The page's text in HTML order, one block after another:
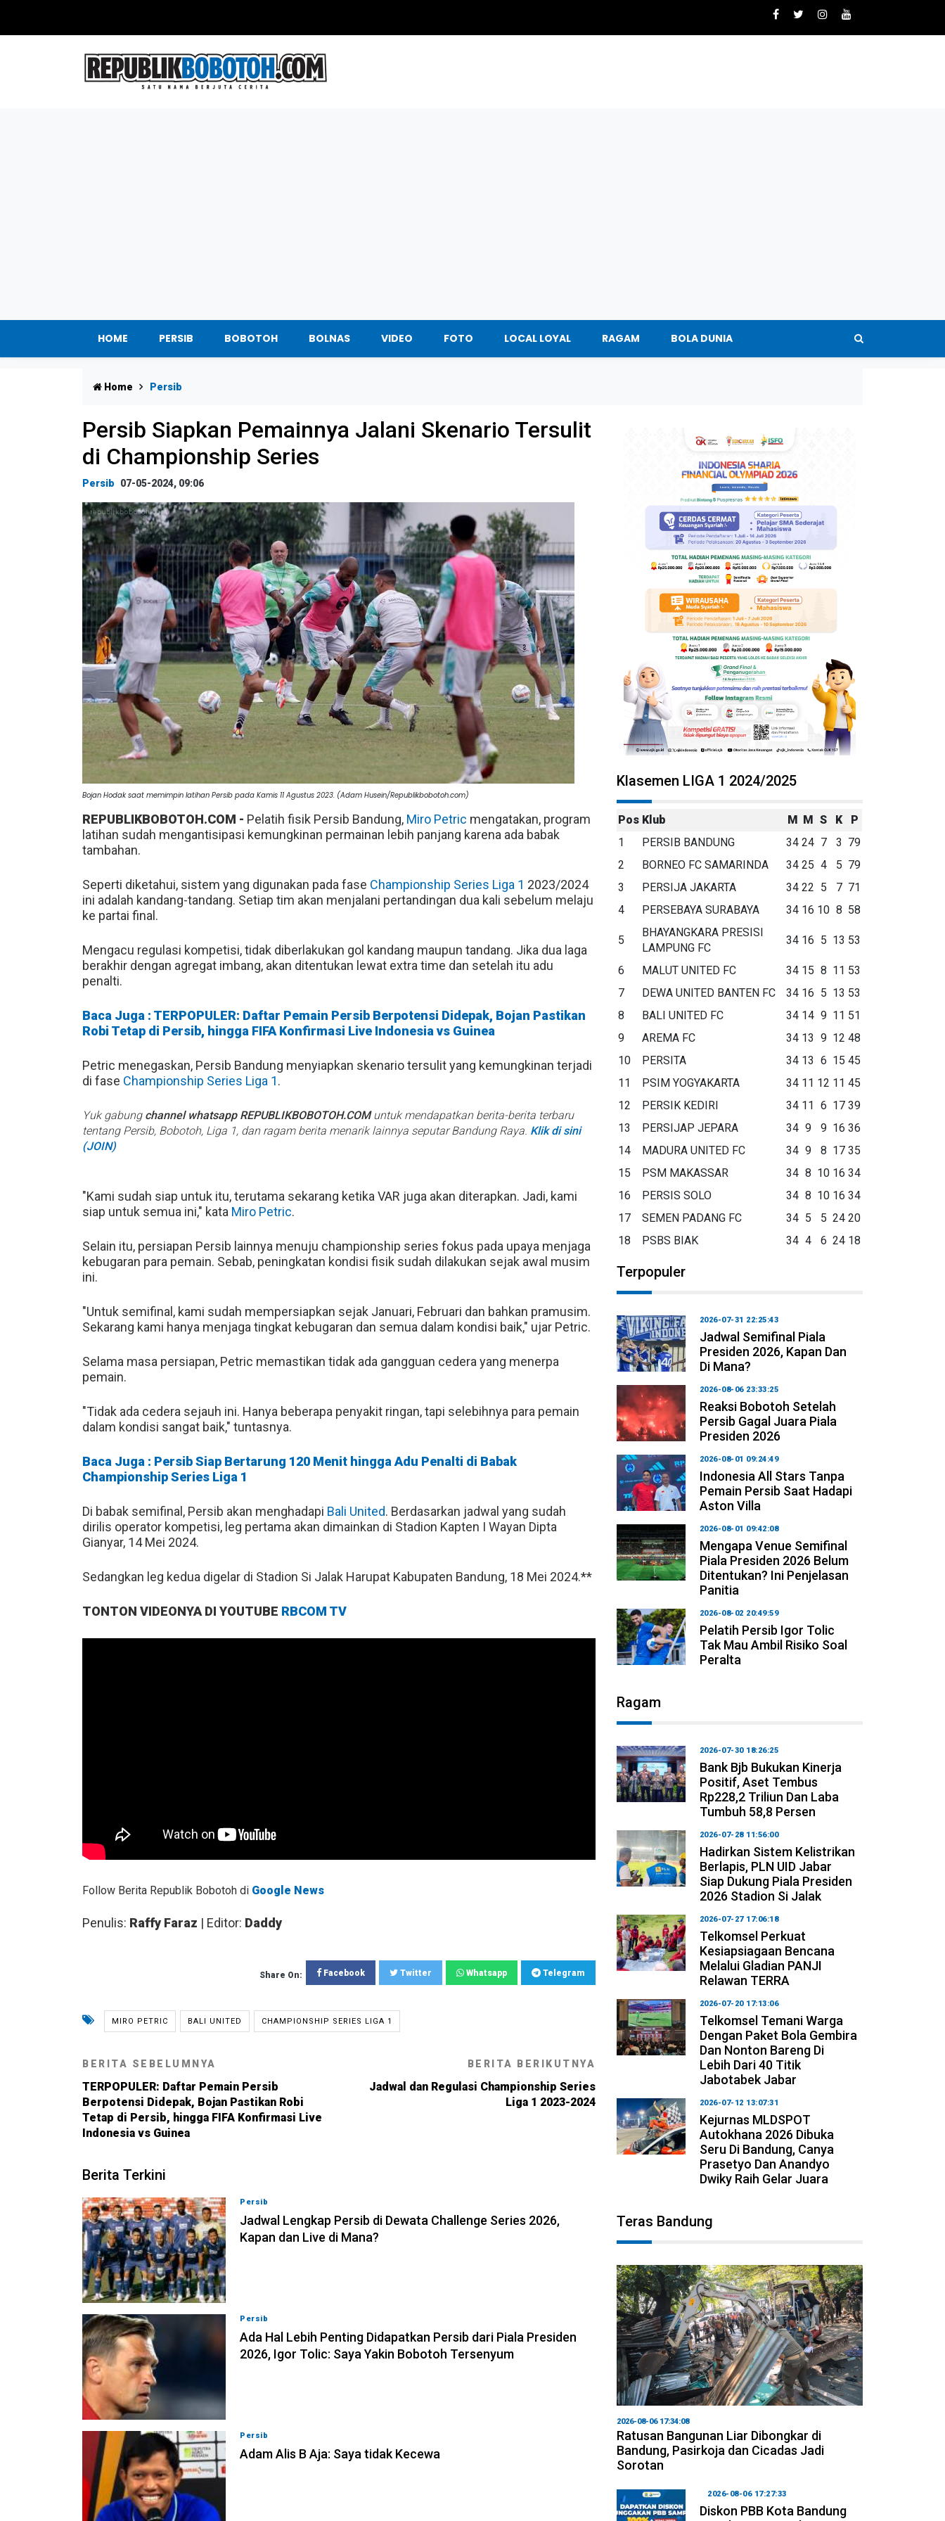
HOME PERSIB BOBOTOH BOLNAS VIDEO FOTO LOCAL LOYAL RAGAM BOLA DUNIA
Home Persib
Persib Siapkan Pemainnya Jalani Skenario Tersulit
di Championship Series
Persib 07-05-2024, 09:06
Bojan Hodak saat memimpin latihan Persib pada Kamis 11 Agustus 2023. (Adam Husein/Republikbobotoh.com)
REPUBLIKBOBOTOH.COM - Pelatih fisik Persib Bandung, Miro Petric mengatakan, program
latihan sudah mengantisipasi kemungkinan permainan lebih panjang karena ada babak
tambahan.
Seperti diketahui, sistem yang digunakan pada fase Championship Series Liga 1 2023/2024
ini adalah kandang-tandang. Setiap tim akan menjalani pertandingan dua kali sebelum melaju
ke partai final.
Mengacu regulasi kompetisi, tidak diberlakukan gol kandang maupun tandang. Jika dua laga
berakhir dengan agregat imbang, akan ditentukan lewat extra time dan setelah itu adu
penalti.
Baca Juga : TERPOPULER: Daftar Pemain Persib Berpotensi Didepak, Bojan Pastikan
Robi Tetap di Persib, hingga FIFA Konfirmasi Live Indonesia vs Guinea
Petric menegaskan, Persib Bandung menyiapkan skenario tersulit yang kemungkinan terjadi
di fase Championship Series Liga 1.
Yuk gabung channel whatsapp REPUBLIKBOBOTOH.COMuntuk mendapatkan berita-berita terbaru
tentang Persib, Bobotoh, Liga 1, dan ragam berita menarik lainnya seputar Bandung Raya. Klik di sini
(JOIN)
"Kami sudah siap untuk itu, terutama sekarang ketika VAR juga akan diterapkan. Jadi, kami
siap untuk semua ini," kata Miro Petric.
Selain itu, persiapan Persib lainnya menuju championship series fokus pada upaya menjaga
kebugaran para pemain. Sebab, peningkatan kondisi fisik sudah dilakukan sejak awal musim
ini.
"Untuk semifinal, kami sudah mempersiapkan sejak Januari, Februari dan bahkan pramusim.
Sekarang kami hanya menjaga tingkat kebugaran dan semua dalam kondisi baik," ujar Petric.
Selama masa persiapan, Petric memastikan tidak ada gangguan cedera yang menerpa
pemain.
"Tidak ada cedera sejauh ini. Hanya beberapa penyakit ringan, tapi selebihnya para pemain
dalam kondisi sangat baik," tuntasnya.
Baca Juga : Persib Siap Bertarung 120 Menit hingga Adu Penalti di Babak
Championship Series Liga 1
Di babak semifinal, Persib akan menghadapi Bali United. Berdasarkan jadwal yang sudah
dirilis operator kompetisi, leg pertama akan dimainkan di Stadion Kapten I Wayan Dipta
Gianyar, 14 Mei 2024.
Sedangkan leg kedua digelar di Stadion Si Jalak Harupat Kabupaten Bandung, 18 Mei 2024.**
TONTON VIDEONYA DI YOUTUBE RBCOM TV
Follow Berita Republik Bobotoh di Google News
Penulis: Raffy Faraz | Editor: Daddy
Share On: Facebook Twitter Whatsapp Telegram
MIRO PETRIC BALI UNITED CHAMPIONSHIP SERIES LIGA 1
BERITA SEBELUMNYA
TERPOPULER: Daftar Pemain Persib
Berpotensi Didepak, Bojan Pastikan Robi
Tetap di Persib, hingga FIFA Konfirmasi Live
Indonesia vs Guinea
BERITA BERIKUTNYA
Jadwal dan Regulasi Championship Series
Liga 1 2023-2024
Berita Terkini
Persib
Jadwal Lengkap Persib di Dewata Challenge Series 2026,
Kapan dan Live di Mana?
Persib
Ada Hal Lebih Penting Didapatkan Persib dari Piala Presiden
2026, Igor Tolic: Saya Yakin Bobotoh Tersenyum
Persib
Adam Alis B Aja: Saya tidak Kecewa
Klasemen LIGA 1 2024/2025
Pos Klub M M S K
P
1
PERSIB BANDUNG 34 24 7 3 79
2
BORNEO FC SAMARINDA 34 25 4 5 79
3
PERSIJA JAKARTA 34 22 5 7 71
4
PERSEBAYA SURABAYA 34 16 10 8 58
5
BHAYANGKARA PRESISI
LAMPUNG FC
34 16 5 13 53
6 MALUT UNITED FC 34 15 8 11 53
7
DEWA UNITED BANTEN FC 34 16 5 13 53
8
BALI UNITED FC 34 14 9 11 51
9
AREMA FC 34 13 9 12 48
10
PERSITA 34 13 6 15 45
11
PSIM YOGYAKARTA 34 11 12 11 45
12
PERSIK KEDIRI 34 11 6 17 39
13
PERSIJAP JEPARA 34 9 9 16 36
14
MADURA UNITED FC 34 9 8 17 35
15
PSM MAKASSAR 34 8 10 16 34
16
PERSIS SOLO 34 8 10 16 34
17
SEMEN PADANG FC 34 5 5 24 20
18
PSBS BIAK 34 4 6 24 18
Terpopuler
2026-07-31 22:25:43
Jadwal Semifinal Piala
Presiden 2026, Kapan Dan
Di Mana?
2026-08-06 23:33:25
Reaksi Bobotoh Setelah
Persib Gagal Juara Piala
Presiden 2026
2026-08-01 09:24:49
Indonesia All Stars Tanpa
Pemain Persib Saat Hadapi
Aston Villa
2026-08-01 09:42:08
Mengapa Venue Semifinal
Piala Presiden 2026 Belum
Ditentukan? Ini Penjelasan
Panitia
2026-08-02 20:49:59
Pelatih Persib Igor Tolic
Tak Mau Ambil Risiko Soal
Peralta
Ragam
2026-07-30 18:26:25
Bank Bjb Bukukan Kinerja
Positif, Aset Tembus
Rp228,2 Triliun Dan Laba
Tumbuh 58,8 Persen
2026-07-28 11:56:00
Hadirkan Sistem Kelistrikan
Berlapis, PLN UID Jabar
Siap Dukung Piala Presiden
2026 Stadion Si Jalak
2026-07-27 17:06:18
Telkomsel Perkuat
Kesiapsiagaan Bencana
Melalui Gladian PANJI
Relawan TERRA
2026-07-20 17:13:06
Telkomsel Temani Warga
Dengan Paket Bola Gembira
Dan Nonton Bareng Di
Lebih Dari 40 Titik
Jabotabek Jabar
2026-07-12 13:07:31
Kejurnas MLDSPOT
Autokhana 2026 Dibuka
Seru Di Bandung, Canya
Prasetyo Dan Anandyo
Dwiky Raih Gelar Juara
Teras Bandung
2026-08-06 17:34:08
Ratusan Bangunan Liar Dibongkar di
Bandung, Pasirkoja dan Cicadas Jadi
Sorotan
2026-08-06 17:27:33
Diskon PBB Kota Bandung